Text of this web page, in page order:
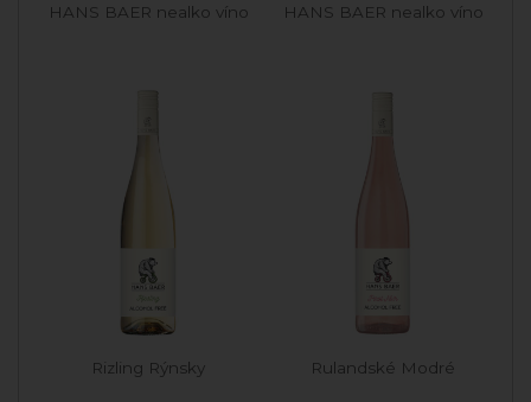
HANS BAER nealko víno
Rizling Rýnsky
HANS BAER nealko víno
Rulandské Modré